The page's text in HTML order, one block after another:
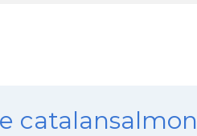
catalansalmon